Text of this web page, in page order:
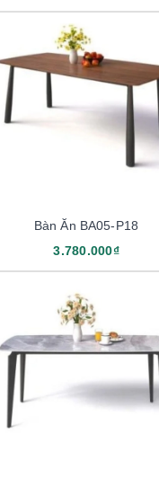
Bàn Ăn BA05-P18
3.780.000₫